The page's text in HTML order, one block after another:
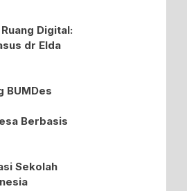
Digital:
dr Elda
BUMDes
Berbasis
Sekolah